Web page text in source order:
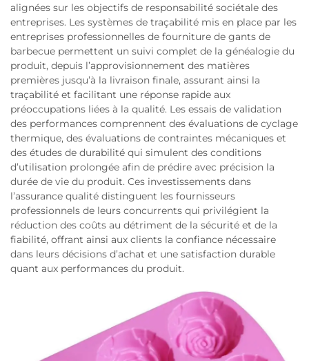
alignées sur les objectifs de responsabilité sociétale des
entreprises. Les systèmes de traçabilité mis en place par les
entreprises professionnelles de fourniture de gants de
barbecue permettent un suivi complet de la généalogie du
produit, depuis l’approvisionnement des matières
premières jusqu’à la livraison finale, assurant ainsi la
traçabilité et facilitant une réponse rapide aux
préoccupations liées à la qualité. Les essais de validation
des performances comprennent des évaluations de cyclage
thermique, des évaluations de contraintes mécaniques et
des études de durabilité qui simulent des conditions
d’utilisation prolongée afin de prédire avec précision la
durée de vie du produit. Ces investissements dans
l’assurance qualité distinguent les fournisseurs
professionnels de leurs concurrents qui privilégient la
réduction des coûts au détriment de la sécurité et de la
fiabilité, offrant ainsi aux clients la confiance nécessaire
dans leurs décisions d’achat et une satisfaction durable
quant aux performances du produit.